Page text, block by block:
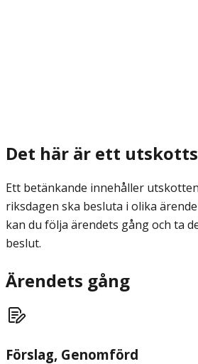
Det här är ett
Ett betänkande innehåller
riksdagen ska besluta i olika
kan du följa ärendets gång och ta
beslut.
Ärendets gång
Förslag, Genomförd